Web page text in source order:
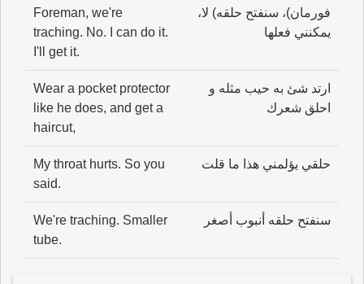
فورمان)، سنفتح حلقه) لا،
يمكنني فعلها
Foreman, we're
traching. No. I can do it.
I'll get it.
ارتد شئ به حيب مثله و
احلق شعرك
Wear a pocket protector
like he does, and get a
haircut,
حلقي يؤلمني هذا ما قلت
My throat hurts. So you
said.
سنفتح حلقه أنبوب أصغر
We're traching. Smaller
tube.